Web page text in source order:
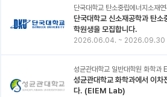
단국대학교 탄소중립에너지소재연
단국대학교 신소재공학과 탄소
학원생을 모집합니다.
2026.06.04. ~ 2026.09.30
성균관대학교 일반대학원 화학과
성균관대학교 화학과에서 이차
다. (EIEM Lab)